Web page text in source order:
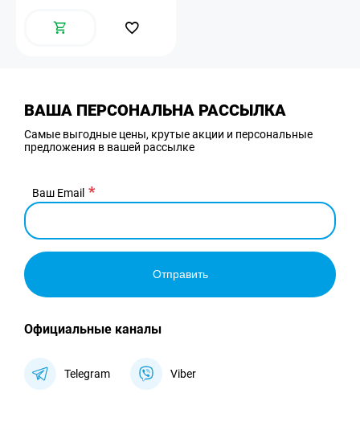
ВАША ПЕРСОНАЛЬНА РАССЫЛКА
Самые выгодные цены, крутые акции и персональные
предложения в вашей рассылке
Ваш Email
Отправить
Официальные каналы
Telegram Viber